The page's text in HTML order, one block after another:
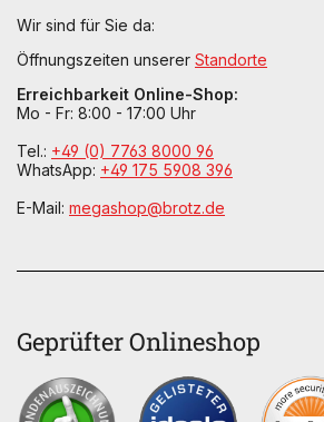
Wir sind für Sie da:
Öffnungszeiten unserer Standorte
Erreichbarkeit Online-Shop:
Mo - Fr: 8:00 - 17:00 Uhr
Tel.: +49 (0) 7763 8000 96
WhatsApp: +49 175 5908 396
E-Mail: megashop@brotz.de
Geprüfter Onlineshop